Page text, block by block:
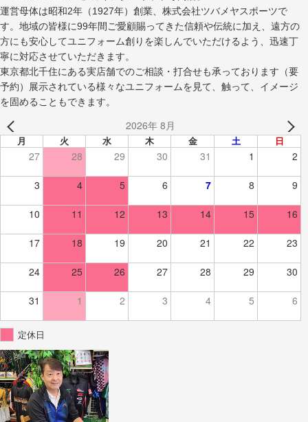
運営母体は昭和2年（1927年）創業、株式会社ツバメヤスポーツで
す。地域の皆様に99年間ご愛顧賜ってきた信頼や伝統に加え、遠方の
方にも安心してユニフォーム創りを楽しんでいただけるよう、迅速丁
寧に対応させていただきます。
東京都北千住にある実店舗でのご相談・打合せも承っております（要
予約）展示されている様々なユニフォームを見て、触って、イメージ
を固めることもできます。
2026年 8月
月 火 水 木 金 土 日
27 28 29 30 31 1 2
3 4 5 6 7 8 9
10 11 12 13 14 15 16
17 18 19 20 21 22 23
24 25 26 27 28 29 30
31 1 2 3 4 5 6
定休日